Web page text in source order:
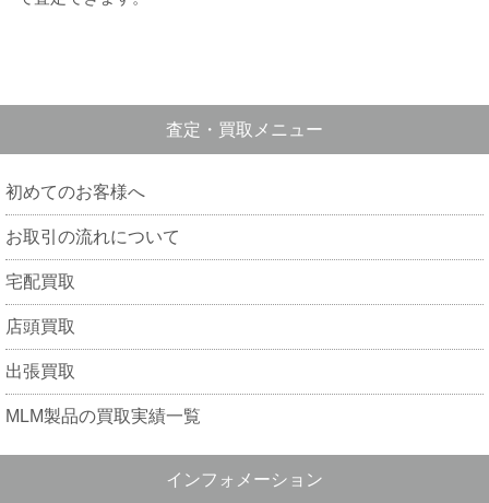
査定・買取メニュー
初めてのお客様へ
お取引の流れについて
宅配買取
店頭買取
出張買取
MLM製品の買取実績一覧
インフォメーション